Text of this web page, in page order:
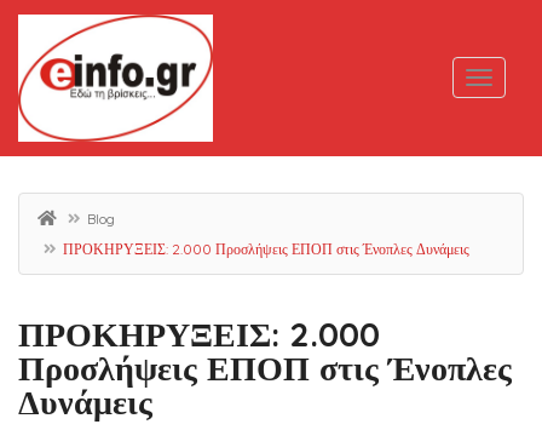
Blog
ΠΡΟΚΗΡΥΞΕΙΣ: 2.000 Προσλήψεις ΕΠΟΠ στις Ένοπλες Δυνάμεις
ΠΡΟΚΗΡΥΞΕΙΣ: 2.000
Προσλήψεις ΕΠΟΠ στις Ένοπλες
Δυνάμεις